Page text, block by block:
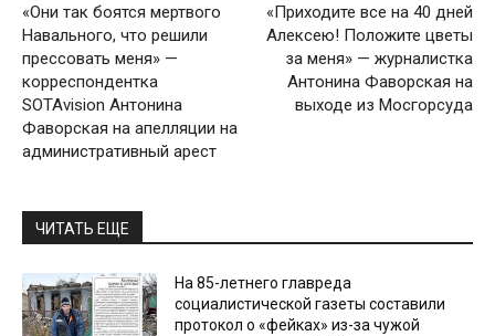
«Они так боятся мертвого
Навального, что решили
прессовать меня» —
корреспондентка
SOTAvision Антонина
Фаворская на апелляции на
административный арест
«Приходите все на 40 дней
Алексею! Положите цветы
за меня» — журналистка
Антонина Фаворская на
выходе из Мосгорсуда
ЧИТАТЬ ЕЩЕ
На 85-летнего главреда
социалистической газеты составили
протокол о «фейках» из-за чужой